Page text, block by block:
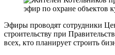
Эфиры проводят сотрудники
строительству при
всех, кто планирует строить